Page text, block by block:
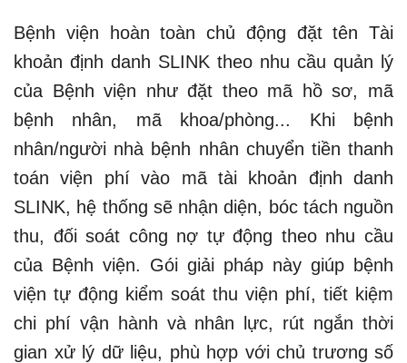
Bệnh viện hoàn toàn chủ động đặt tên Tài
khoản định danh SLINK theo nhu cầu quản lý
của Bệnh viện như đặt theo mã hồ sơ, mã
bệnh nhân, mã khoa/phòng... Khi bệnh
nhân/người nhà bệnh nhân chuyển tiền thanh
toán viện phí vào mã tài khoản định danh
SLINK, hệ thống sẽ nhận diện, bóc tách nguồn
thu, đối soát công nợ tự động theo nhu cầu
của Bệnh viện. Gói giải pháp này giúp bệnh
viện tự động kiểm soát thu viện phí, tiết kiệm
chi phí vận hành và nhân lực, rút ngắn thời
gian xử lý dữ liệu, phù hợp với chủ trương số